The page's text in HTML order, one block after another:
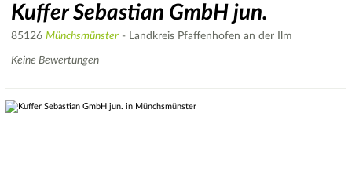
Kuffer Sebastian GmbH jun.
85126 Münchsmünster - Landkreis Pfaffenhofen an der Ilm
Keine Bewertungen